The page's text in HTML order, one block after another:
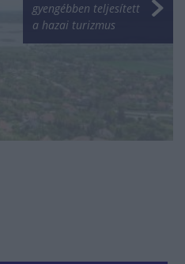
gyengébben teljesített
a hazai turizmus